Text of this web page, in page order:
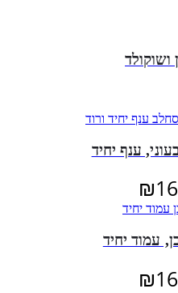
ושוקולד
ענף יחיד
₪
עמוד יחיד
₪